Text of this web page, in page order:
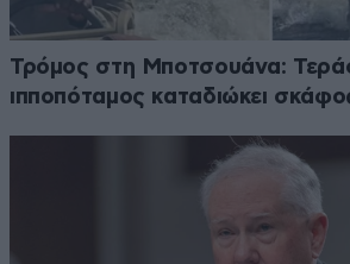
Τρόμος στη Μποτσουάνα:
ιπποπόταμος καταδιώκει